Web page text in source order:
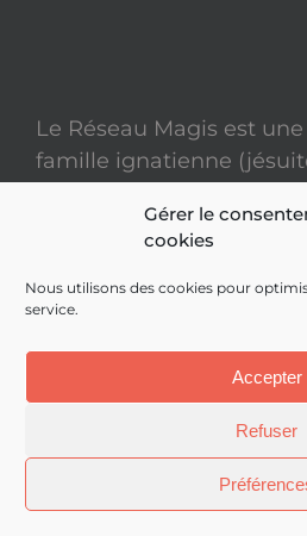
Gérer le
cookies
Nous utilisons des cookies pour
service.
Accepter
Refuser
Le Réseau Magis est
famille ignatienne
Mentions légales
Politique de
ACCK